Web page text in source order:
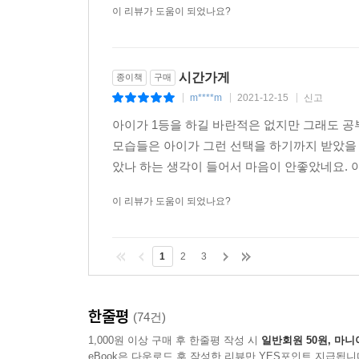
이 리뷰가 도움이 되었나요?
종이책 구매 시간가게
m****m 2021-12-15 신고
아이가 1등을 하길 바란적은 없지만 그래도
모습들은 아이가 그런 선택을 하기까지 받았
았나 하는 생각이 들어서 마음이 안좋았네요.
이 리뷰가 도움이 되었나요?
1 2 3
한줄평 (74건)
1,000원 이상 구매 후 한줄평 작성 시 일반회원 50원, 마니
eBook은 다운로드 후 작성한 리뷰만 YES포인트 지급됩니